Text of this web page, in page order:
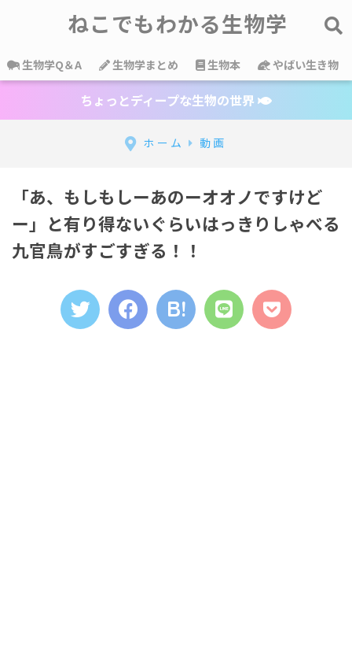
ねこでもわかる生物学
生物学Q＆A 生物学まとめ 生物本 やばい生き物
ちょっとディープな生物の世界
ホーム 動画
「あ、もしもしーあのーオオノですけど
ー」と有り得ないぐらいはっきりしゃべる
九官鳥がすごすぎる！！